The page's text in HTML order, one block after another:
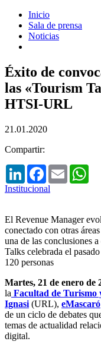
Inicio
Sala de prensa
Noticias
Éxito de
las «Tourism
HTSI-URL
21.01.2020
Compartir:
LinkedInFacebook
Email
Institucional
El Revenue Manager
conectado con otras
una de las conclusiones
Talks celebrada el
120 personas
Martes, 21 de enero de
la Facultad de Turismo
Ignasi (URL), eMascaró
de un ciclo de debates
temas de actualidad
digital.